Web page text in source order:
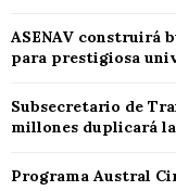
ASENAV construirá
para prestigiosa
Subsecretario de
millones duplicará
Programa Austral